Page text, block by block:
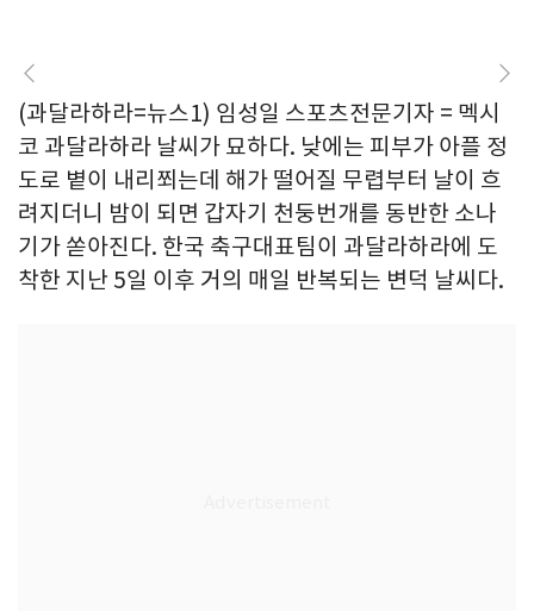
(과달라하라=뉴스1) 임성일 스포츠전문기자 = 멕시
코 과달라하라 날씨가 묘하다. 낮에는 피부가 아플 정
도로 볕이 내리쬐는데 해가 떨어질 무렵부터 날이 흐
려지더니 밤이 되면 갑자기 천둥번개를 동반한 소나
기가 쏟아진다. 한국 축구대표팀이 과달라하라에 도
착한 지난 5일 이후 거의 매일 반복되는 변덕 날씨다.